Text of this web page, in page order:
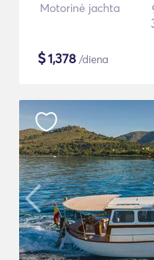
Motorinė jachta
$1,378 /diena